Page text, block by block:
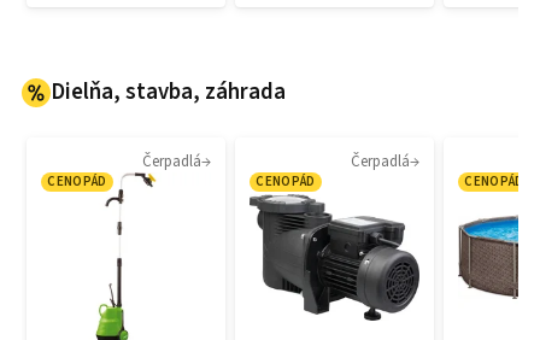
Dielňa, stavba, záhrada
Čerpadlá
CENOPÁD
Čerpadlá
CENOPÁD CENOPÁD